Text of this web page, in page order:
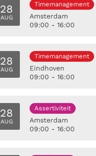
28
AUG
Timemanagement
Amsterdam
09:00 - 16:00
28
AUG
Timemanagement
Eindhoven
09:00 - 16:00
28
AUG
Assertiviteit
Amsterdam
09:00 - 16:00